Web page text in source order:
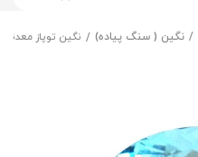
نگین ( سنگ پیاده) نگین توپاز